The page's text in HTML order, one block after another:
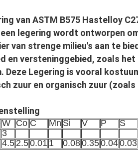
van ASTM B575 Hastelloy
legering wordt ontworpen
van strenge milieu's aan te
en versteninggebied, zoals
Legering is vooral
zuur en organisch zuur
W Co C Mn Si V P
S
3
4.5 2.50.01 1 0.080.350.040.03